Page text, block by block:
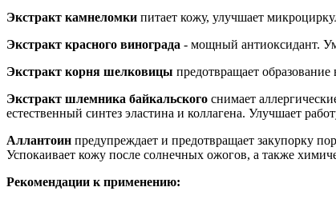
Экстракт камнеломки питает кожу, улучшает
Экстракт красного винограда - мощный антиоксидант.
Экстракт корня шелковицы предотвращает
Экстракт шлемника байкальского снимает
естественный синтез эластина и коллагена. Улучшает
Аллантоин предупреждает и предотвращает закупорку
Успокаивает кожу после солнечных ожогов, а также
Рекомендации к применению: